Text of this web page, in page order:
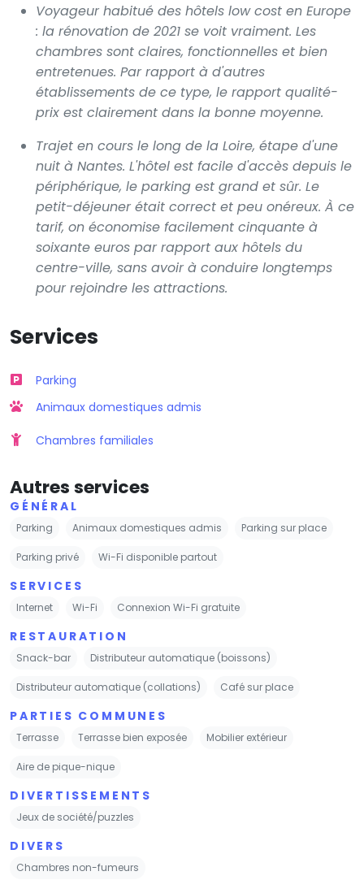
Voyageur habitué des hôtels low cost en Europe
: la rénovation de 2021 se voit vraiment. Les
chambres sont claires, fonctionnelles et bien
entretenues. Par rapport à d'autres
établissements de ce type, le rapport qualité-
prix est clairement dans la bonne moyenne.
Trajet en cours le long de la Loire, étape d'une
nuit à Nantes. L'hôtel est facile d'accès depuis le
périphérique, le parking est grand et sûr. Le
petit-déjeuner était correct et peu onéreux. À ce
tarif, on économise facilement cinquante à
soixante euros par rapport aux hôtels du
centre-ville, sans avoir à conduire longtemps
pour rejoindre les attractions.
Services
Parking
Animaux domestiques admis
Chambres familiales
Autres services
GÉNÉRAL
Parking Animaux domestiques admis Parking sur place
Parking privé Wi-Fi disponible partout
SERVICES
Internet Wi-Fi Connexion Wi-Fi gratuite
RESTAURATION
Snack-bar Distributeur automatique (boissons)
Distributeur automatique (collations) Café sur place
PARTIES COMMUNES
Terrasse Terrasse bien exposée Mobilier extérieur
Aire de pique-nique
DIVERTISSEMENTS
Jeux de société/puzzles
DIVERS
Chambres non-fumeurs